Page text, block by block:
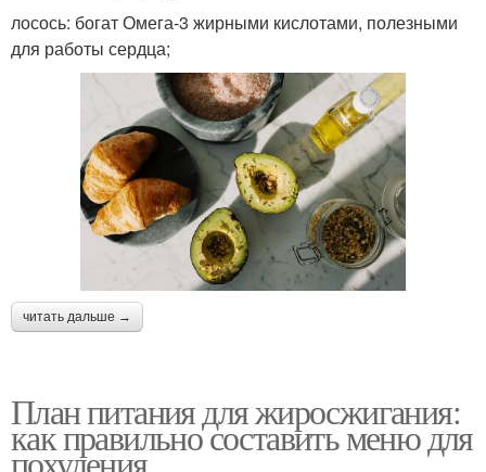
лосось: богат Омега-3 жирными кислотами, полезными
для работы сердца;
читать дальше →
План питания для жиросжигания:
как правильно составить меню для
похудения